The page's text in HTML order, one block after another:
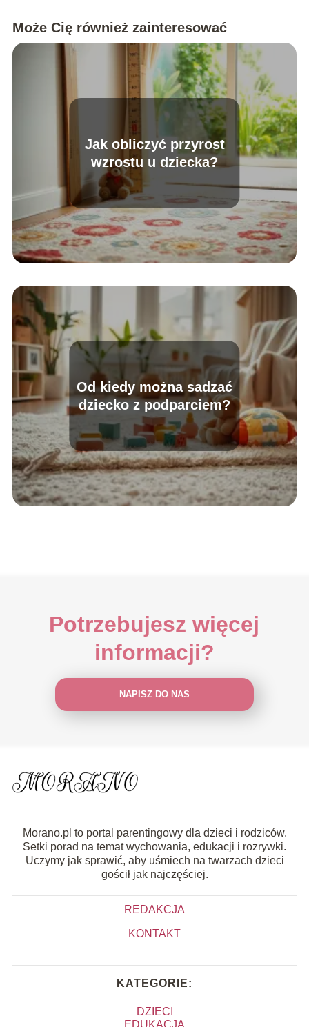
Może Cię również zainteresować
Jak obliczyć przyrost
wzrostu u dziecka?
Od kiedy można sadzać
dziecko z podparciem?
Potrzebujesz więcej
informacji?
NAPISZ DO NAS
Morano.pl to portal parentingowy dla dzieci i rodziców.
Setki porad na temat wychowania, edukacji i rozrywki.
Uczymy jak sprawić, aby uśmiech na twarzach dzieci
gościł jak najczęściej.
REDAKCJA
KONTAKT
KATEGORIE:
DZIECI
EDUKACJA